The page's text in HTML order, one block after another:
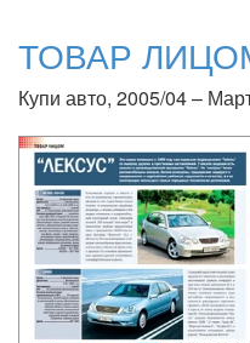
ТОВАР
Купи авто, 2005/04 –